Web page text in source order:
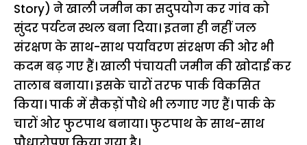
Story) ने खाली जमीन का सदुपयोग कर गांव को
सुंदर पर्यटन स्थल बना दिया। इतना ही नहीं जल
संरक्षण के साथ-साथ पर्यावरण संरक्षण की ओर भी
कदम बढ़ गए हैं। खाली पंचायती जमीन की खोदाई कर
तालाब बनाया। इसके चारों तरफ पार्क विकसित
किया। पार्क में सैकड़ों पौधे भी लगाए गए हैं। पार्क के
चारों ओर फुटपाथ बनाया। फुटपाथ के साथ-साथ